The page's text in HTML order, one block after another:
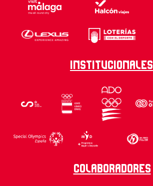
Institucionales
Colaboradores